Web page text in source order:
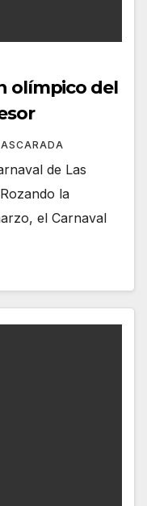
olímpico del
de Las
la
el Carnaval